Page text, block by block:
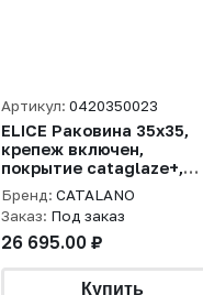
Артикул: 0420350023
ELICE Раковина 35x35,
крепеж включен,
покрытие cataglaze+,
цемент матовая
Бренд: CATALANO
Заказ: Под заказ
26 695.00 ₽